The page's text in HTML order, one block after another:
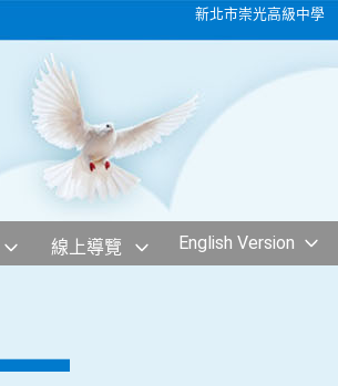
新北市崇光高級中學
線上導覽 English Version